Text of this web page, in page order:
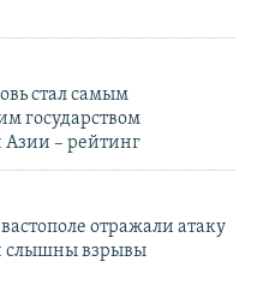
стал самым
государством
Азии – рейтинг
отражали атаку
слышны взрывы